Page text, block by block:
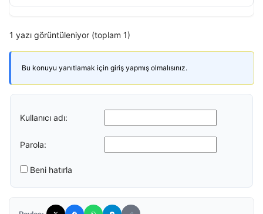
1 yazı görüntüleniyor (toplam 1)
Bu konuyu yanıtlamak için giriş yapmış olmalısınız.
Kullanıcı adı:
Parola:
Beni hatırla